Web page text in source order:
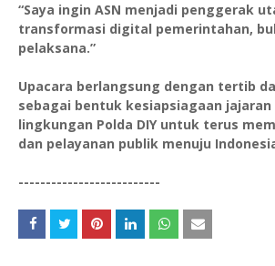
“Saya ingin ASN menjadi penggerak
transformasi digital pemerintahan,
pelaksana.”
Upacara berlangsung dengan tertib
sebagai bentuk kesiapsiagaan jajaran
lingkungan Polda DIY untuk terus
dan pelayanan publik menuju
--------------------------